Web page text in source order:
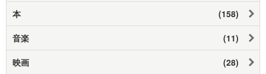
本 (158)
音楽 (11)
映画 (28)